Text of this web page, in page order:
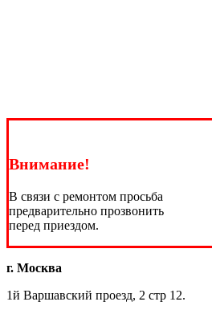
Внимание!
В связи с ремонтом просьба
предварительно прозвонить
перед приездом.
г. Москва
1й Варшавский проезд, 2 стр 12.